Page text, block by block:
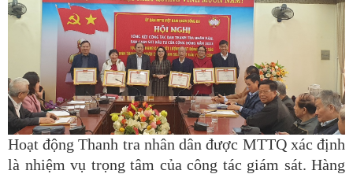
Hoạt động Thanh tra nhân dân được MTTQ xác định
là nhiệm vụ trọng tâm của công tác giám sát. Hàng